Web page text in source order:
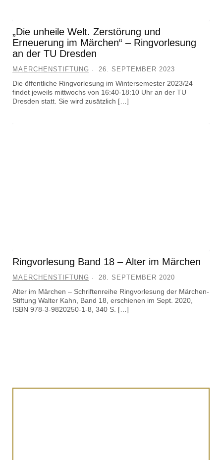
„Die unheile Welt. Zerstörung und
Erneuerung im Märchen“ – Ringvorlesung
an der TU Dresden
MAERCHENSTIFTUNG 26. SEPTEMBER 2023
Die öffentliche Ringvorlesung im Wintersemester 2023/24
findet jeweils mittwochs von 16:40-18:10 Uhr an der TU
Dresden statt. Sie wird zusätzlich […]
Ringvorlesung Band 18 – Alter im Märchen
MAERCHENSTIFTUNG 28. SEPTEMBER 2020
Alter im Märchen – Schriftenreihe Ringvorlesung der Märchen-
Stiftung Walter Kahn, Band 18, erschienen im Sept. 2020,
ISBN 978-3-9820250-1-8, 340 S. […]